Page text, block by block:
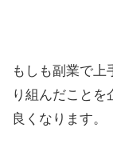
もしも副業で上
り組んだことを
良くなります。